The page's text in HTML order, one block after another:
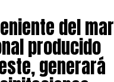
del mar
producido
generará